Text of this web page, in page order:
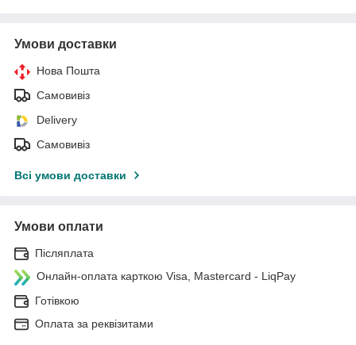
Умови доставки
Нова Пошта
Самовивіз
Delivery
Самовивіз
Всі умови доставки
Умови оплати
Післяплата
Онлайн-оплата карткою Visa, Mastercard - LiqPay
Готівкою
Оплата за реквізитами